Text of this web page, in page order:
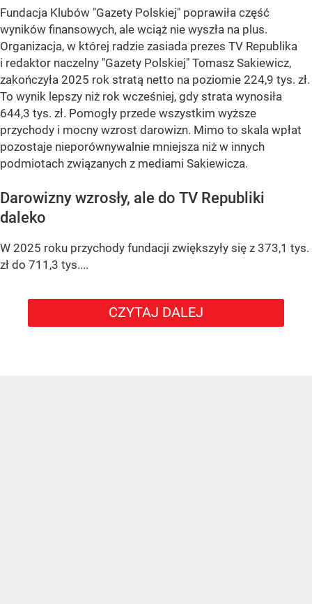
Fundacja Klubów "Gazety Polskiej" poprawiła część
wyników finansowych, ale wciąż nie wyszła na plus.
Organizacja, w której radzie zasiada prezes TV Republika
i redaktor naczelny "Gazety Polskiej" Tomasz Sakiewicz,
zakończyła 2025 rok stratą netto na poziomie 224,9 tys. zł.
To wynik lepszy niż rok wcześniej, gdy strata wynosiła
644,3 tys. zł. Pomogły przede wszystkim wyższe
przychody i mocny wzrost darowizn. Mimo to skala wpłat
pozostaje nieporównywalnie mniejsza niż w innych
podmiotach związanych z mediami Sakiewicza.
Darowizny wzrosły, ale do TV Republiki
daleko
W 2025 roku przychody fundacji zwiększyły się z 373,1 tys.
zł do 711,3 tys....
CZYTAJ DALEJ